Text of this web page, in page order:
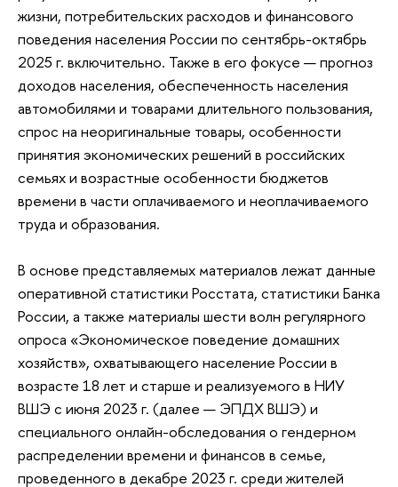
жизни, потребительских расходов и финансового
поведения населения России по сентябрь-октябрь
2025 г. включительно. Также в его фокусе — прогноз
доходов населения, обеспеченность населения
автомобилями и товарами длительного пользования,
спрос на неоригинальные товары, особенности
принятия экономических решений в российских
семьях и возрастные особенности бюджетов
времени в части оплачиваемого и неоплачиваемого
труда и образования.
В основе представляемых материалов лежат данные
оперативной статистики Росстата, статистики Банка
России, а также материалы шести волн регулярного
опроса «Экономическое поведение домашних
хозяйств», охватывающего население России в
возрасте 18 лет и старше и реализуемого в НИУ
ВШЭ с июня 2023 г. (далее — ЭПДХ ВШЭ) и
специального онлайн-обследования о гендерном
распределении времени и финансов в семье,
проведенного в декабре 2023 г. среди жителей